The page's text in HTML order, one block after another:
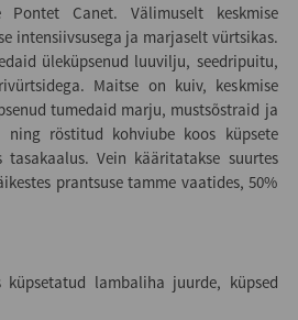
Canet. Välimuselt keskmise
intensiivsusega ja marjaselt vürtsikas.
üleküpsenud luuvilju, seedripuitu,
Maitse on kuiv, keskmise
tumedaid marju, mustsõstraid ja
röstitud kohviube koos küpsete
Vein kääritatakse suurtes
prantsuse tamme vaatides, 50%
lambaliha juurde, küpsed